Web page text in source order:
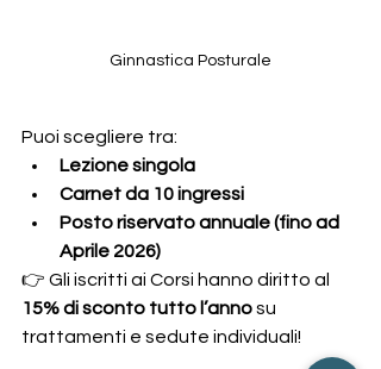
Ginnastica Posturale
Puoi scegliere tra:
Lezione singola
Carnet da 10 ingressi
Posto riservato annuale (fino ad
Aprile 2026)
👉 Gli iscritti ai Corsi hanno diritto al
15% di sconto tutto l’anno su
trattamenti e sedute individuali!